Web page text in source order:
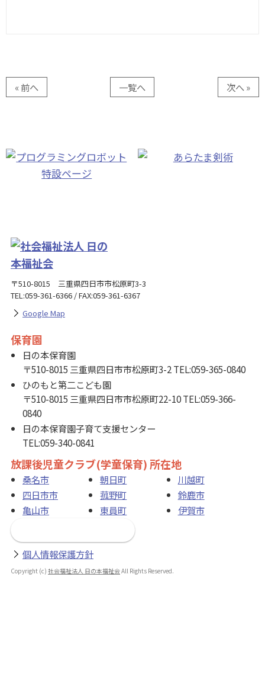
« 前へ 一覧へ 次へ »
〒510-8015 三重県四日市市松原町3-3
TEL:059-361-6366 / FAX:059-361-6367
Google Map
保育園
日の本保育園
〒510-8015 三重県四日市市松原町3-2 TEL:059-365-0840
ひのもと第二こども園
〒510-8015 三重県四日市市松原町22-10 TEL:059-366-
0840
日の本保育園子育て支援センター
TEL:059-340-0841
放課後児童クラブ(学童保育) 所在地
桑名市 朝日町
川越町
四日市市
菰野町
鈴鹿市
亀山市
東員町
伊賀市
個人情報保護方針
Copyright (c) 社会福祉法人 日の本福祉会All Rights Reserved.